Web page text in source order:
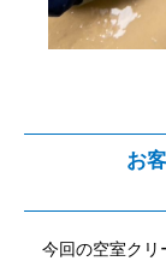
お
今回の空室クリ